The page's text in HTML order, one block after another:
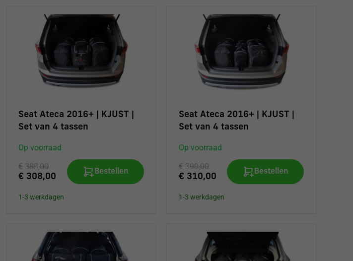
Seat Ateca 2016+ | KJUST |
Set van 4 tassen
Op voorraad
€ 388,00
€ 308,00
Bestellen
1-3 werkdagen
Seat Ateca 2016+ | KJUST |
Set van 4 tassen
Op voorraad
€ 390,00
€ 310,00
Bestellen
1-3 werkdagen